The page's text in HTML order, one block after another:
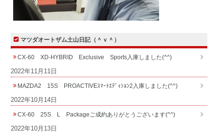
マツダオートザム土山日記（＾ｖ＾）
CX-60 XD-HYBRID Exclusive Sports入庫しました(^^)
2022年11月11日
MAZDA2 15S PROACTIVEｽﾏｰﾄｴﾃﾞｨｼｮﾝ2入庫しました(^^)
2022年10月14日
CX-60 25S L Packageご成約ありがとうございます(^^)
2022年10月13日